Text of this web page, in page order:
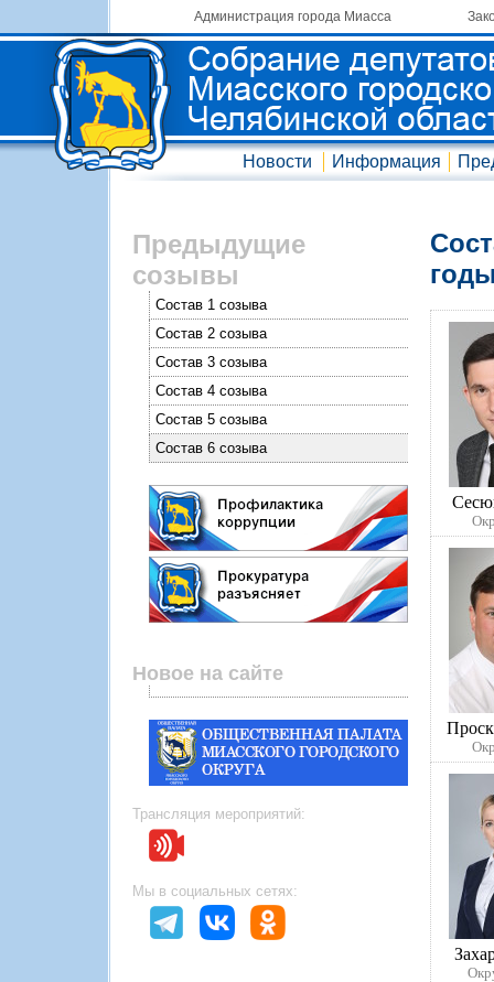
Администрация города Миасса
Новости Информация
Предыдущие
созывы
Состав 1 созыва
Состав 2 созыва
Состав 3 созыва
Состав 4 созыва
Состав 5 созыва
Состав 6 созыва
Новое на сайте
Трансляция мероприятий:
Мы в социальных сетях: